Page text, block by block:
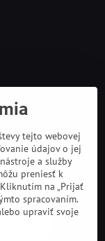
tejto webovej
údajov o jej
a služby
preniesť k
na „Prijať
spracovaním.
upraviť svoje